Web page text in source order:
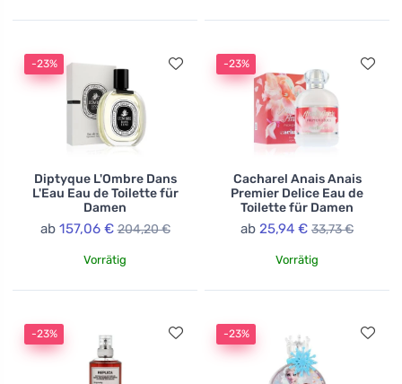
-23%
Diptyque L'Ombre Dans
L'Eau Eau de Toilette für
Damen
ab 157,06 € 204,20 €
Vorrätig
-23%
Cacharel Anais Anais
Premier Delice Eau de
Toilette für Damen
ab 25,94 € 33,73 €
Vorrätig
-23% -23%